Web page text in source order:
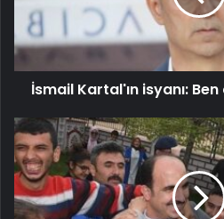
İsmail Kartal'ın isyanı: